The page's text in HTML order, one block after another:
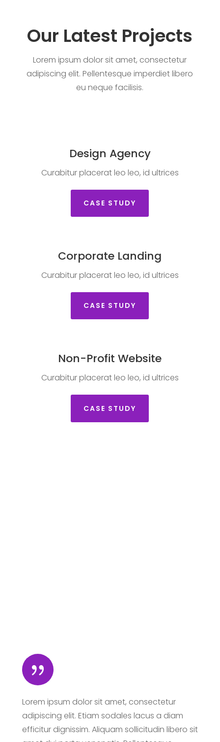
Our Latest Projects
Lorem ipsum dolor sit amet, consectetur
adipiscing elit. Pellentesque imperdiet libero
eu neque facilisis.
Design Agency
Curabitur placerat leo leo, id ultrices
CASE STUDY
Corporate Landing
Curabitur placerat leo leo, id ultrices
CASE STUDY
Non-Profit Website
Curabitur placerat leo leo, id ultrices
CASE STUDY
{
Lorem ipsum dolor sit amet, consectetur
adipiscing elit. Etiam sodales lacus a diam
efficitur dignissim. Aliquam sollicitudin libero sit